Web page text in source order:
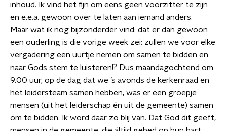
inhoud. Ik vind het fijn om eens geen voorzitter te zijn
en e.e.a. gewoon over te laten aan iemand anders.
Maar wat ik nog bijzonderder vind: dat er dan gewoon
een ouderling is die vorige week zei: zullen we voor elke
vergadering een uurtje nemen om samen te bidden en
naar Gods stem te luisteren!? Dus maandagochtend om
9.00 uur, op de dag dat we ’s avonds de kerkenraad en
het leidersteam samen hebben, was er een groepje
mensen (uit het leiderschap én uit de gemeente) samen
om te bidden. Ik word daar zo blij van. Dat God dit geeft,